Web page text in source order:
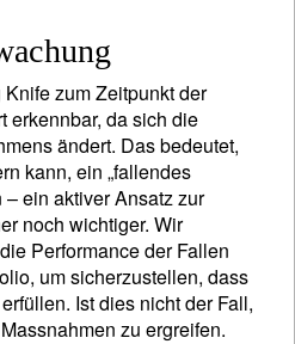
zum Zeitpunkt der
erkennbar, da sich die
ändert. Das bedeutet,
kann, ein „fallendes
– ein aktiver Ansatz zur
noch wichtiger. Wir
Performance der Fallen
um sicherzustellen, dass
Ist dies nicht der Fall,
zu ergreifen.